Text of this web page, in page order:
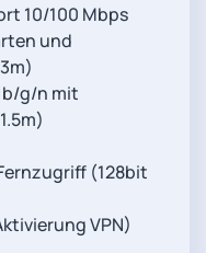
10/100 Mbps
und
g/n mit
(128bit
VPN)